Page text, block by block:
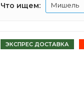
Что ищем: Мишель
ЭКСПРЕС ДОСТАВКА